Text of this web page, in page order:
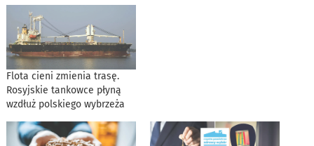
Flota cieni zmienia trasę.
Rosyjskie tankowce płyną
wzdłuż polskiego wybrzeża